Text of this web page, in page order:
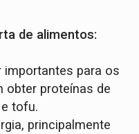
de alimentos:
importantes para os
obter proteínas de
tofu.
principalmente